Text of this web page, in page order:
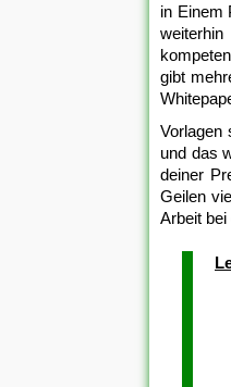
in Einem
gibt
Vorlagen
und das
deiner
Geilen
Arbeit